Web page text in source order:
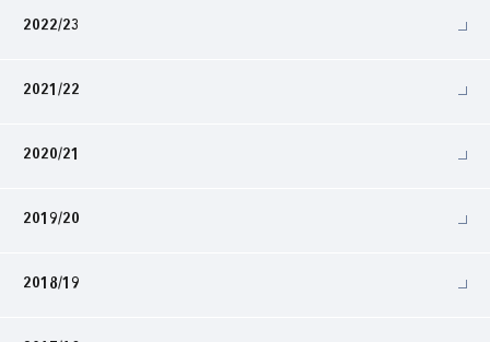
2022/23
2021/22
2020/21
2019/20
2018/19